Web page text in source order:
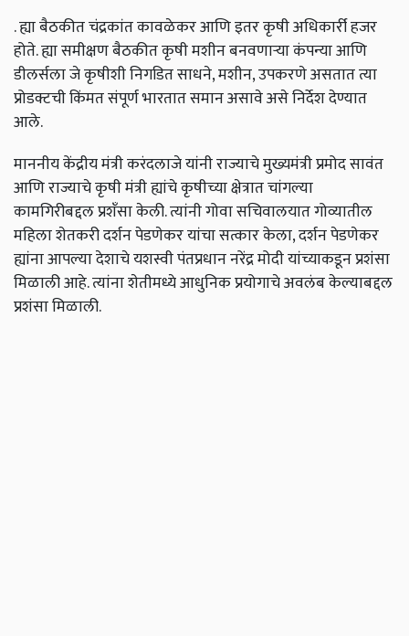
. ह्या बैठकीत चंद्रकांत कावळेकर आणि इतर कृषी अधिकार्री हजर
होते. ह्या समीक्षण बैठकीत कृषी मशीन बनवणाऱ्या कंपन्या आणि
डीलर्सला जे कृषीशी निगडित साधने, मशीन, उपकरणे असतात त्या
प्रोडक्टची किंमत संपूर्ण भारतात समान असावे असे निर्देश देण्यात
आले.
माननीय केंद्रीय मंत्री करंदलाजे यांनी राज्याचे मुख्यमंत्री प्रमोद सावंत
आणि राज्याचे कृषी मंत्री ह्यांचे कृषीच्या क्षेत्रात चांगल्या
कामगिरीबद्दल प्रशँसा केली. त्यांनी गोवा सचिवालयात गोव्यातील
महिला शेतकरी दर्शन पेडणेकर यांचा सत्कार केला, दर्शन पेडणेकर
ह्यांना आपल्या देशाचे यशस्वी पंतप्रधान नरेंद्र मोदी यांच्याकडून प्रशंसा
मिळाली आहे. त्यांना शेतीमध्ये आधुनिक प्रयोगाचे अवलंब केल्याबद्दल
प्रशंसा मिळाली.